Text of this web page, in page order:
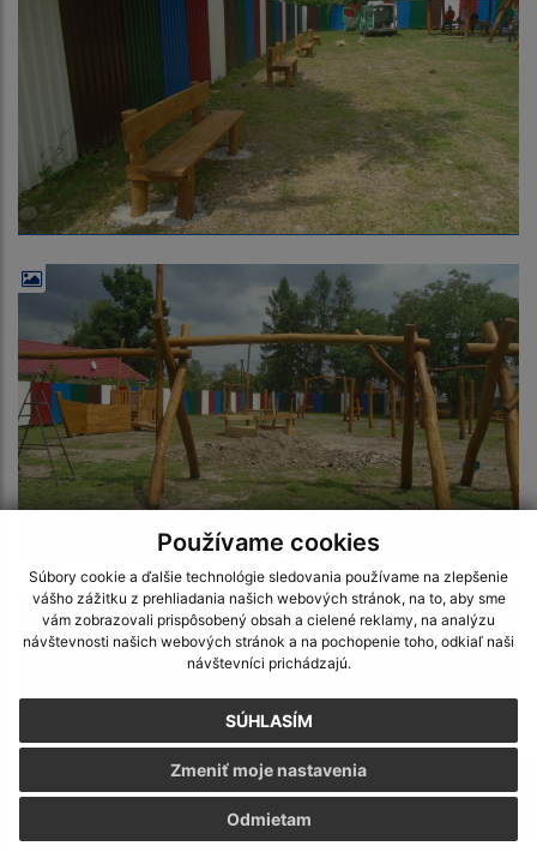
Používame cookies
Súbory cookie a ďalšie technológie sledovania používame na zlepšenie
vášho zážitku z prehliadania našich webových stránok, na to, aby sme
vám zobrazovali prispôsobený obsah a cielené reklamy, na analýzu
návštevnosti našich webových stránok a na pochopenie toho, odkiaľ naši
návštevníci prichádzajú.
SÚHLASÍM
Odmietam
Zmeniť moje nastavenia